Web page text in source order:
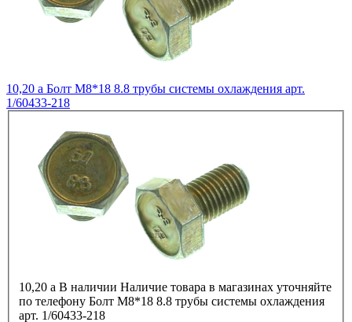
10,20 a Болт М8*18 8.8 трубы системы охлаждения арт.
1/60433-218
10,20 a В наличии Наличие товара в магазинах уточняйте
по телефону Болт М8*18 8.8 трубы системы охлаждения
арт. 1/60433-218